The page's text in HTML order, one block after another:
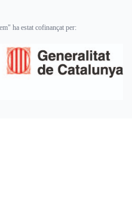
ha estat cofinançat per: